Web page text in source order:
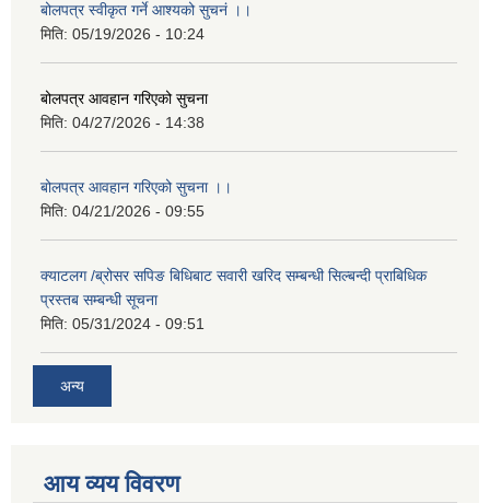
बोलपत्र स्वीकृत गर्ने आश्यको सुचनं ।।
मिति: 05/19/2026 - 10:24
बोलपत्र आवहान गरिएको सुचना
मिति: 04/27/2026 - 14:38
बोलपत्र आवहान गरिएको सुचना ।।
मिति: 04/21/2026 - 09:55
क्याटलग /ब्रोसर सपिङ बिधिबाट सवारी खरिद सम्बन्धी सिल्बन्दी प्राबिधिक
प्रस्तब सम्बन्धी सूचना
मिति: 05/31/2024 - 09:51
अन्य
आय व्यय विवरण